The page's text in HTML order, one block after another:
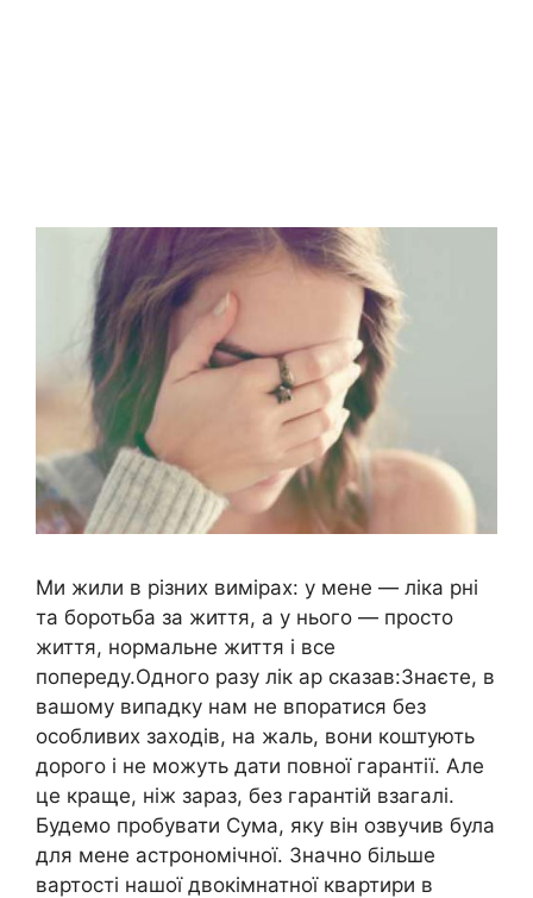
Ми жили в різних вимірах: у мене — ліка рні
та боротьба за життя, а у нього — просто
життя, нормальне життя і все
попереду.Одного разу лік ар сказав:Знаєте, в
вашому випадку нам не впоратися без
особливих заходів, на жаль, вони коштують
дорого і не можуть дати повної гарантії. Але
це краще, ніж зараз, без гарантій взагалі.
Будемо пробувати Сума, яку він озвучив була
для мене астрономічної. Значно більше
вартості нашої двокімнатної квартири в